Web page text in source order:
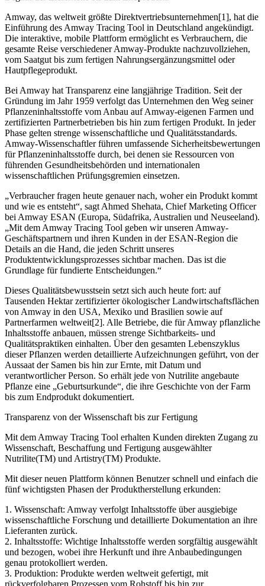
Amway, das weltweit größte Direktvertriebsunternehmen[1], hat die
Einführung des Amway Tracing Tool in Deutschland angekündigt.
Die interaktive, mobile Plattform ermöglicht es Verbrauchern, die
gesamte Reise verschiedener Amway-Produkte nachzuvollziehen,
vom Saatgut bis zum fertigen Nahrungsergänzungsmittel oder
Hautpflegeprodukt.
Bei Amway hat Transparenz eine langjährige Tradition. Seit der
Gründung im Jahr 1959 verfolgt das Unternehmen den Weg seiner
Pflanzeninhaltsstoffe vom Anbau auf Amway-eigenen Farmen und
zertifizierten Partnerbetrieben bis hin zum fertigen Produkt. In jeder
Phase gelten strenge wissenschaftliche und Qualitätsstandards.
Amway-Wissenschaftler führen umfassende Sicherheitsbewertungen
für Pflanzeninhaltsstoffe durch, bei denen sie Ressourcen von
führenden Gesundheitsbehörden und internationalen
wissenschaftlichen Prüfungsgremien einsetzen.
„Verbraucher fragen heute genauer nach, woher ein Produkt kommt
und wie es entsteht“, sagt Ahmed Shehata, Chief Marketing Officer
bei Amway ESAN (Europa, Südafrika, Australien und Neuseeland).
„Mit dem Amway Tracing Tool geben wir unseren Amway-
Geschäftspartnern und ihren Kunden in der ESAN-Region die
Details an die Hand, die jeden Schritt unseres
Produktentwicklungsprozesses sichtbar machen. Das ist die
Grundlage für fundierte Entscheidungen.“
Dieses Qualitätsbewusstsein setzt sich auch heute fort: auf
Tausenden Hektar zertifizierter ökologischer Landwirtschaftsflächen
von Amway in den USA, Mexiko und Brasilien sowie auf
Partnerfarmen weltweit[2]. Alle Betriebe, die für Amway pflanzliche
Inhaltsstoffe anbauen, müssen strenge Sichtbarkeits- und
Qualitätspraktiken einhalten. Über den gesamten Lebenszyklus
dieser Pflanzen werden detaillierte Aufzeichnungen geführt, von der
Aussaat der Samen bis hin zur Ernte, mit Datum und
verantwortlicher Person. So erhält jede von Nutrilite angebaute
Pflanze eine „Geburtsurkunde“, die ihre Geschichte von der Farm
bis zum Endprodukt dokumentiert.
Transparenz von der Wissenschaft bis zur Fertigung
Mit dem Amway Tracing Tool erhalten Kunden direkten Zugang zu
Wissenschaft, Beschaffung und Fertigung ausgewählter
Nutrilite(TM) und Artistry(TM) Produkte.
Mit dieser neuen Plattform können Benutzer schnell und einfach die
fünf wichtigsten Phasen der Produktherstellung erkunden:
1. Wissenschaft: Amway verfolgt Inhaltsstoffe über ausgiebige
wissenschaftliche Forschung und detaillierte Dokumentation an ihre
Lieferanten zurück.
2. Inhaltsstoffe: Wichtige Inhaltsstoffe werden sorgfältig ausgewählt
und bezogen, wobei ihre Herkunft und ihre Anbaubedingungen
genau protokolliert werden.
3. Produktion: Produkte werden weltweit gefertigt, mit